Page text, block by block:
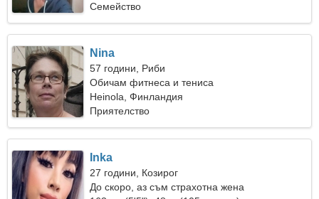
Семейство
Nina
57 години, Риби
Обичам фитнеса и тениса
Heinola, Финландия
Приятелство
Inka
27 години, Козирог
До скоро, аз съм страхотна жена